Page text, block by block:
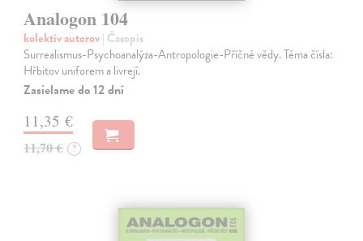
Analogon 104
kolektív autorov| Časopis
Surrealismus-Psychoanalýza-Antropologie-Příčné vědy. Téma čísla:
Hřbitov uniforem a livrejí.
Zasielame do 12 dní
11,35 €
11,70 € ?